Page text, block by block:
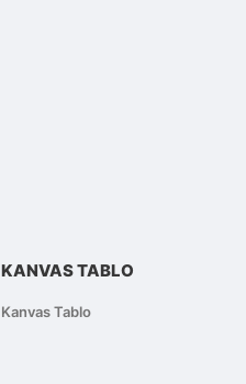
KANVAS TABLO
Kanvas Tablo